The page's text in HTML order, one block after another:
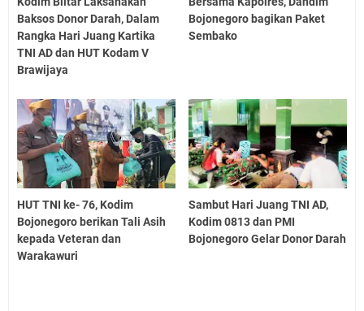
Baksos Donor Darah, Dalam
Rangka Hari Juang Kartika
TNI AD dan HUT Kodam V
Brawijaya
Bojonegoro bagikan Paket
Sembako
HUT TNI ke- 76, Kodim
Bojonegoro berikan Tali Asih
kepada Veteran dan
Warakawuri
Sambut Hari Juang TNI AD,
Kodim 0813 dan PMI
Bojonegoro Gelar Donor Darah